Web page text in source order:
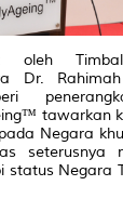
oleh
Dr.
tawarkan
Negara
seterusnya
status Negara